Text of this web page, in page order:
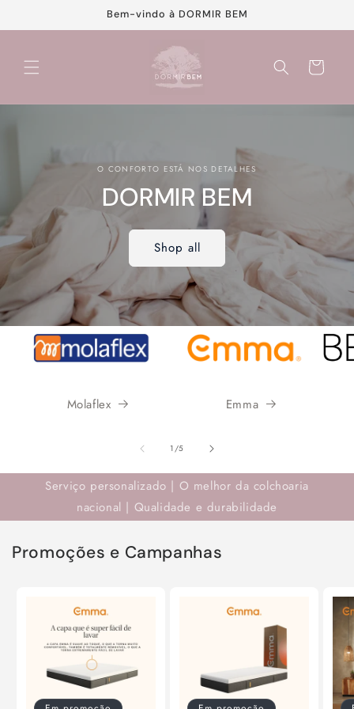
conteúdo
Bem-vindo à DORMIR BEM
Carrinho
O CONFORTO ESTÁ NOS DETALHES
DORMIR BEM
Shop all
Molaflex Emma
1/de
5
Serviço personalizado | O melhor da colchoaria
nacional | Qualidade e durabilidade
Promoções e Campanhas